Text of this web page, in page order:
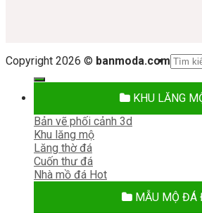
Copyright 2026 © banmoda.com Tìm
KHU LĂNG
Bản vẽ phối cảnh 3d
Khu lăng mộ
Lăng thờ đá
Cuốn thư đá
Nhà mồ đá
MẪU MỘ ĐÁ